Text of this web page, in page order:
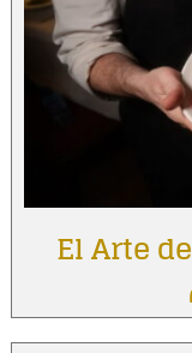
El Arte